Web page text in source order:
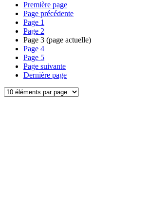
Première page
Page précédente
Page 1
Page 2
Page 3 (page actuelle)
Page 4
Page 5
Page suivante
Dernière page